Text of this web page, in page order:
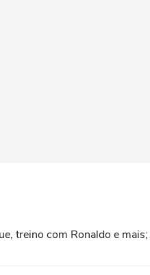
treino com Ronaldo e